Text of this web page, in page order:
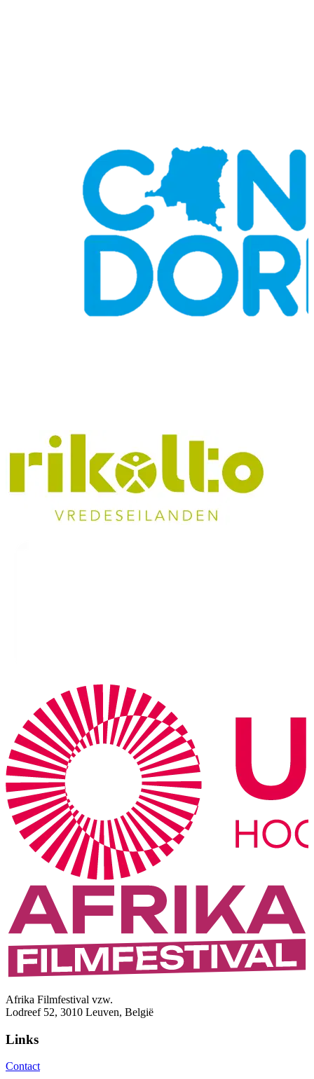
Afrika Filmfestival vzw.
Lodreef 52, 3010 Leuven, België
Links
Contact